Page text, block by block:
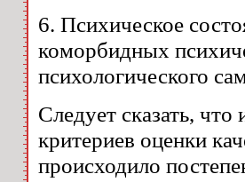
6. Психическое
коморбидных
психологического
Следует сказать,
критериев оценки
происходило